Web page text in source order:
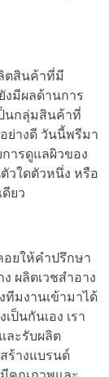
ตสินค้าที่มี
งมีผลด้านการ
นกลุ่มสินค้าที่
ย่างดี วันนี้พรีมา
ารดูแลผิวของ
วใดตัวหนึ่ง หรือ
ยว
อยให้คำปรึกษา
ผลิตเวชสำอาง
ทีมงานเข้ามาได้
ป็นกันเอง เรา
ละรับผลิต
ร้างแบรนด์